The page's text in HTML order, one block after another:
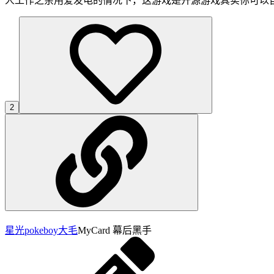
2
星光pokeboy大毛MyCard 幕后黑手